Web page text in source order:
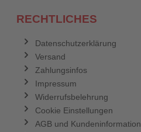
RECHTLICHES
Datenschutzerklärung
Versand
Zahlungsinfos
Impressum
Widerrufsbelehrung
Cookie Einstellungen
AGB und Kundeninformation